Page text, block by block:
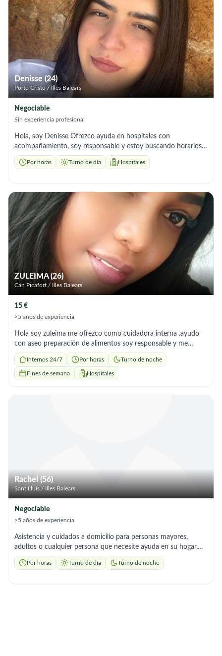
Denisse (24)
Porto Cristo / Illes Balears
Negociable
Sin experiencia profesional
Hola, soy Denisse Ofrezco ayuda en hospitales con
acompañamiento, soy responsable y estoy buscando horarios
por la mañana y tarde rotativos.
Por horas Turno de día Hospitales
ZULEIMA (26)
Can Picafort / Illes Balears
15 €
>5 años de experiencia
Hola soy zuleima me ofrezco como cuidadora interna .ayudo
con aseo preparación de alimentos soy responsable y me
adapto a los horararios
Internos 24/7 Por horas Turno de noche
Fines de semana Hospitales
Rachel (56)
Sant Lluís / Illes Balears
Negociable
>5 años de experiencia
Asistencia y cuidados a domicilio para personas mayores,
adultos o cualquier persona que necesite ayuda en su hogar.
Necesidades cotidianas, donde y cuándo lo necesite; compañía
y conversación, preparación de comidas y nutrición, lavandería
Por horas Turno de día Turno de noche